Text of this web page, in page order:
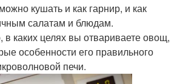
кушать и как гарнир, и как
салатам и блюдам.
в каких целях вы отвариваете овощ,
особенности его правильного
печи.